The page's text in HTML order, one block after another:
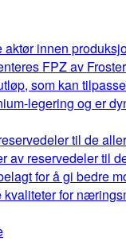
innen
FPZ av
som kan
legering og er
til de
av reservedeler til
for å gi bedre
for